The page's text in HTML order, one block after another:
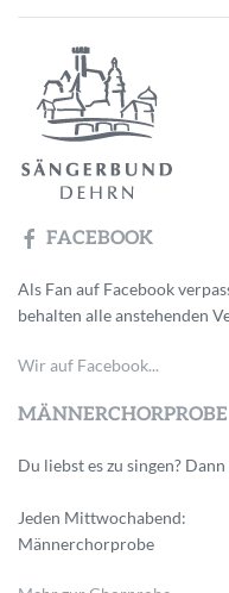
FACEBOOK
Als Fan auf Facebook
behalten alle anstehenden
Wir auf Facebook...
MÄNNERCHORPROBE
Du liebst es zu singen?
Jeden Mittwochabend:
Männerchorprobe